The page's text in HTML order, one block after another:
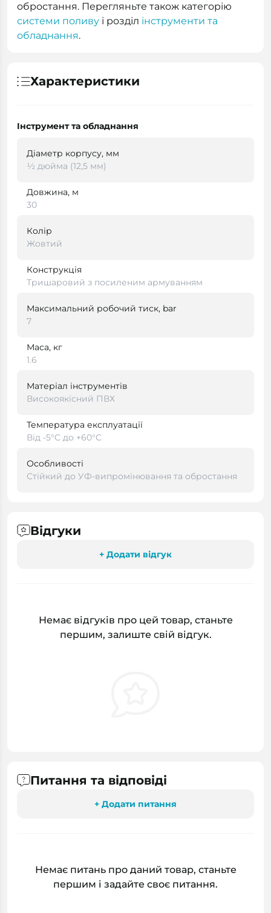
обростання. Перегляньте також категорію
системи поливу і розділ інструменти та
обладнання.
Характеристики
Інструмент та обладнання
Діаметр корпусу, мм
½ дюйма (12,5 мм)
Довжина, м
30
Колір
Жовтий
Конструкція
Тришаровий з посиленим армуванням
Максимальний робочий тиск, bar
7
Маса, кг
1.6
Матеріал інструментів
Високоякісний ПВХ
Температура експлуатації
Від -5°C до +60°C
Особливості
Стійкий до УФ-випромінювання та обростання
Відгуки
+ Додати відгук
Немає відгуків про цей товар, станьте
першим, залиште свій відгук.
Питання та відповіді
+ Додати питання
Немає питань про даний товар, станьте
першим і задайте своє питання.